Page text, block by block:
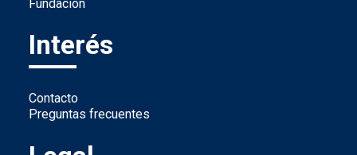
Fundación
Interés
Contacto
Preguntas frecuentes